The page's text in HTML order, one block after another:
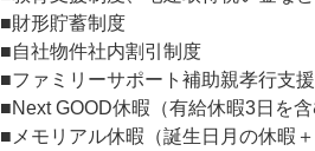
■財形貯蓄制度
■自社物件社内割引制度
■ファミリーサポート補助親孝行支
■Next GOOD休暇（有給休暇3日を
■メモリアル休暇（誕生日月の休暇